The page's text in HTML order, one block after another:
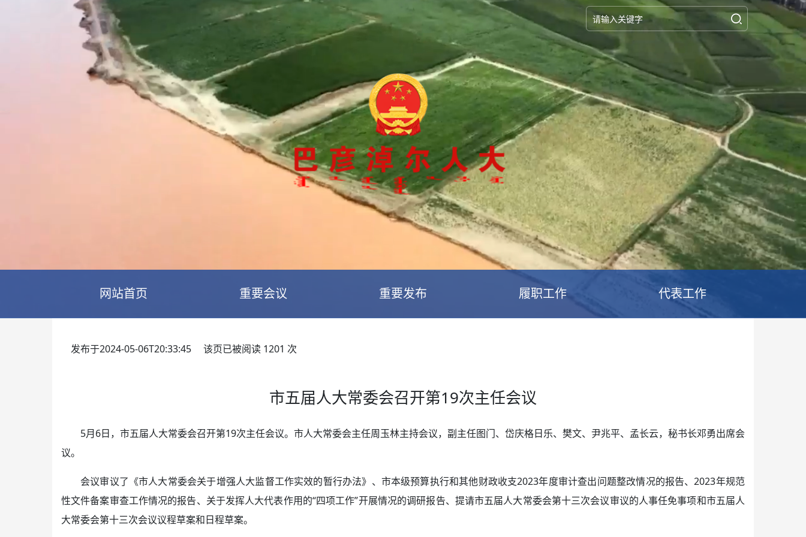
网站首页 重要会议 重要发布 履职工作 代表工作
发布于2024-05-06T20:33:45 该页已被阅读 1201 次
市五届人大常委会召开第19次主任会议
5月6日，市五届人大常委会召开第19次主任会议。市人大常委会主任周玉林主持会议，副主任图门、岱庆格日乐、樊文、尹兆平、孟长云，秘书长邓勇出席会
议。
会议审议了《市人大常委会关于增强人大监督工作实效的暂行办法》、市本级预算执行和其他财政收支2023年度审计查出问题整改情况的报告、2023年规范
性文件备案审查工作情况的报告、关于发挥人大代表作用的“四项工作”开展情况的调研报告、提请市五届人大常委会第十三次会议审议的人事任免事项和市五届人
大常委会第十三次会议议程草案和日程草案。